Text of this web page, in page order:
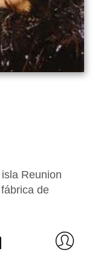
Reunion
de